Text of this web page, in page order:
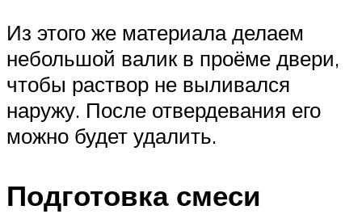
Из этого же материала делаем
небольшой валик в проёме двери,
чтобы раствор не выливался
наружу. После отвердевания его
можно будет удалить.
Подготовка смеси